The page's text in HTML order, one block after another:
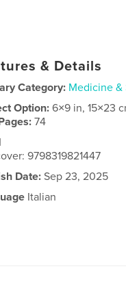
& Details
Category: Medicine &
Option:6×9 in, 15×23
74
9798319821447
Date:Sep 23, 2025
Italian